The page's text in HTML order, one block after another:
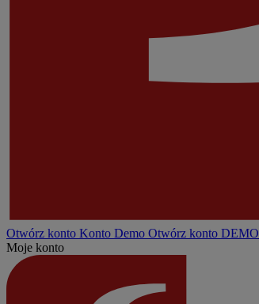
Otwórz konto Konto Demo Otwórz konto DEMO
Moje konto